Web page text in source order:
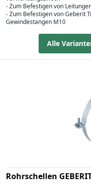
- Zum Befestigen von
- Zum Befestigen von Geberit
Gewindestangen M10
Alle
Rohrschellen